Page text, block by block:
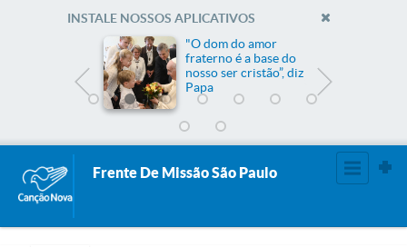
INSTALE NOSSOS APLICATIVOS
"O dom do amor
fraterno é a base do
nosso ser cristão”, diz
Papa
Frente De Missão São Paulo